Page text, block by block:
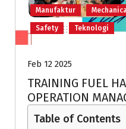
Manufaktur
Safety Teknologi
Feb 12 2025
TRAINING FUEL
OPERATION
Table of Contents